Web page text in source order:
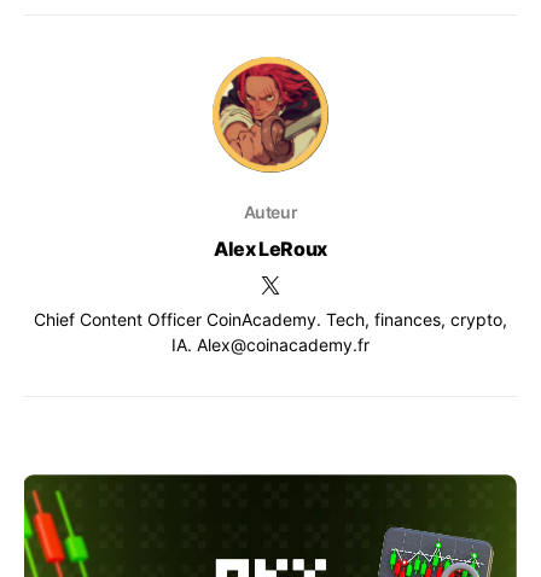
Auteur
Alex LeRoux
Chief Content Officer CoinAcademy. Tech, finances, crypto,
IA. Alex@coinacademy.fr